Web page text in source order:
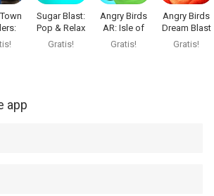
3
Sugar Blast:
Pop & Relax
Gratis!
Angry Birds
AR: Isle of
Pigs
Gratis!
Angry Birds
Dream Blast
Gratis!
app